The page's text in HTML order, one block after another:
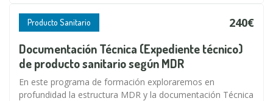
Producto Sanitario 240€
Documentación Técnica (Expediente técnico)
de producto sanitario según MDR
En este programa de formación exploraremos en
profundidad la estructura MDR y la documentación Técnica